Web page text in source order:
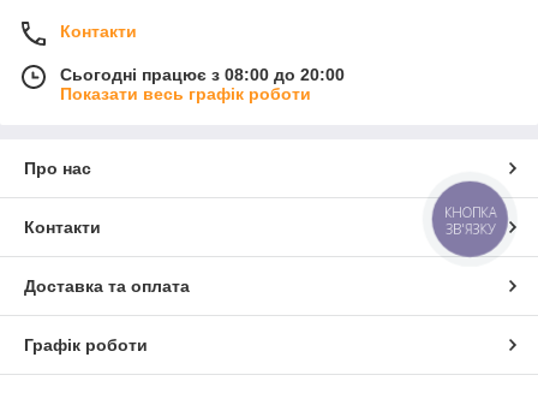
Контакти
Сьогодні працює з 08:00 до 20:00
Показати весь графік роботи
Про нас
Контакти
Доставка та оплата
Графік роботи
КНОПКА
ЗВ'ЯЗКУ